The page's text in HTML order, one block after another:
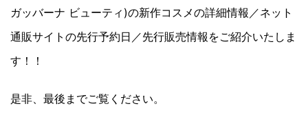
ガッバーナ ビューティ)の新作コスメの詳細情報／ネット
通販サイトの先行予約日／先行販売情報をご紹介いたしま
す！！
是非、最後までご覧ください。